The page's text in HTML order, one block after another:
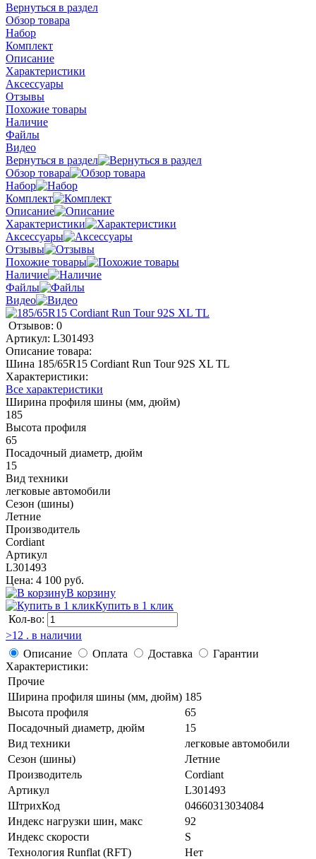
Вернуться в раздел
Обзор товара
Набор
Комплект
Описание
Характеристики
Аксессуары
Отзывы
Похожие товары
Наличие
Файлы
Видео
Вернуться в раздел
Обзор товара
Набор
Комплект
Описание
Характеристики
Аксессуары
Отзывы
Похожие товары
Наличие
Файлы
Видео
Отзывов: 0
Артикул: L301493
Описание товара:
Шина 185/65R15 Cordiant Run Tour 92S XL TL
Характеристики:
Все характеристики
Ширина профиля шины (мм, дюйм)
185
Высота профиля
65
Посадочный диаметр, дюйм
15
Вид техники
легковые автомобили
Сезон (шины)
Летние
Производитель
Cordiant
Артикул
L301493
Цена: 4 100 руб.
В корзину
Купить в 1 клик
Кол-во:
>12 . в наличии
Описание
Оплата Доставка
Гарантии
Характеристики:
Прочие
Ширина профиля шины (мм, дюйм) 185
Высота профиля
65
Посадочный диаметр, дюйм
15
Вид техники
легковые автомобили
Сезон (шины)
Летние
Производитель
Cordiant
Артикул
L301493
ШтрихКод
04660313034084
Индекс нагрузки шин, макс
92
Индекс скорости
S
Технология Runflat (RFT)
Нет